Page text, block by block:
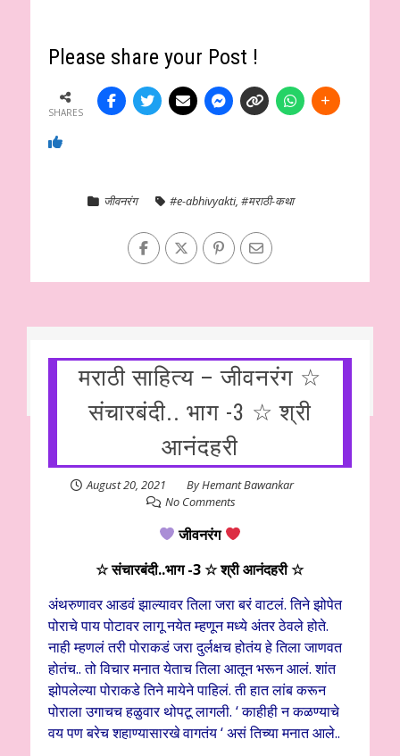
Please share your Post !
SHARES
जीवनरंग #e-abhivyakti,#मराठी-कथा
मराठी साहित्य – जीवनरंग ☆
संचारबंदी.. भाग -3 ☆ श्री
आनंदहरी
August 20, 2021 ByHemant Bawankar
No Comments
जीवनरंग
☆ संचारबंदी..भाग -3 ☆ श्री आनंदहरी ☆
अंथरुणावर आडवं झाल्यावर तिला जरा बरं वाटलं. तिने झोपेत
पोराचे पाय पोटावर लागू नयेत म्हणून मध्ये अंतर ठेवले होते.
नाही म्हणलं तरी पोराकडं जरा दुर्लक्षच होतंय हे तिला जाणवत
होतंच.. तो विचार मनात येताच तिला आतून भरून आलं. शांत
झोपलेल्या पोराकडे तिने मायेने पाहिलं. ती हात लांब करून
पोराला उगाचच हळुवार थोपटू लागली. ‘ काहीही न कळण्याचे
वय पण बरेच शहाण्यासारखे वागतंय ‘ असं तिच्या मनात आले..